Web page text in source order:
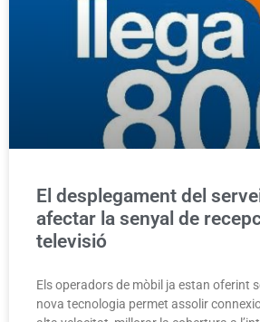
El desplegament del
afectar la senyal de
televisió
Els operadors de mòbil ja estan oferint
nova tecnologia permet assolir